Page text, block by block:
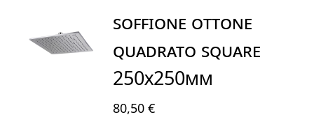
SOFFIONE OTTONE
QUADRATO SQUARE
250X250mm
80,50 €